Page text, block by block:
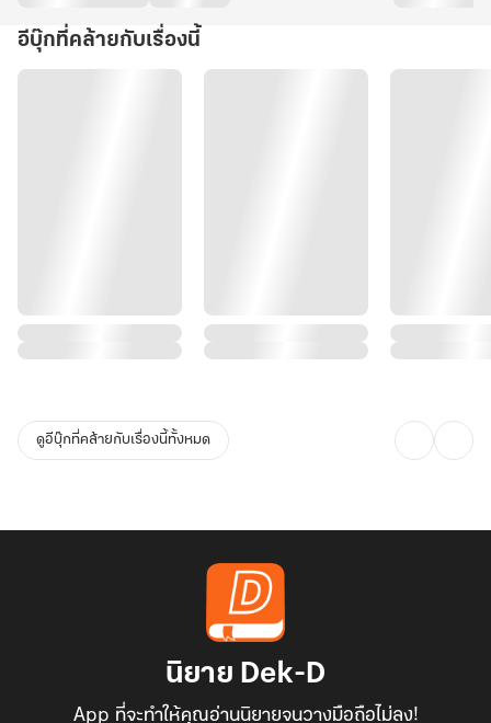
อีบุ๊กที่คล้ายกับเรื่องนี้
ดูอีบุ๊กที่คล้ายกับเรื่องนี้ทั้งหมด
นิยาย Dek-D
App ที่จะทำให้คุณอ่านนิยายจนวางมือถือไม่ลง!